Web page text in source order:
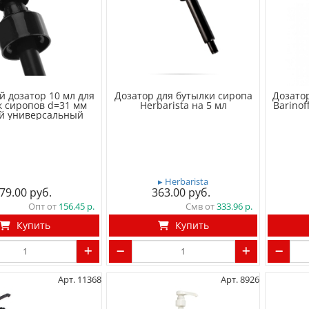
дозатор 10 мл для
сиропов d=31 мм
универсальный
Опт от 156.45
Купить
Дозатор для бутылки сиропа
Herbarista на 5 мл
▸ Herbarista
363.00
Смв от333.96
Купить
Арт. 11368 Арт. 8926